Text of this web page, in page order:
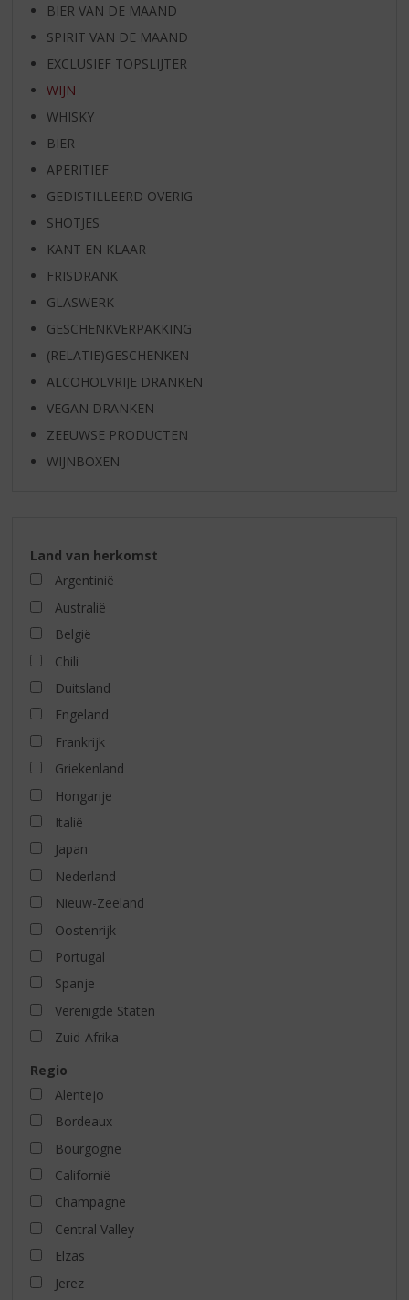
BIER VAN DE MAAND
SPIRIT VAN DE MAAND
EXCLUSIEF TOPSLIJTER
WIJN
WHISKY
BIER
APERITIEF
GEDISTILLEERD OVERIG
SHOTJES
KANT EN KLAAR
FRISDRANK
GLASWERK
GESCHENKVERPAKKING
(RELATIE)GESCHENKEN
ALCOHOLVRIJE DRANKEN
VEGAN DRANKEN
ZEEUWSE PRODUCTEN
WIJNBOXEN
Land van herkomst
Argentinië
Australië
België
Chili
Duitsland
Engeland
Frankrijk
Griekenland
Hongarije
Italië
Japan
Nederland
Nieuw-Zeeland
Oostenrijk
Portugal
Spanje
Verenigde Staten
Zuid-Afrika
Regio
Alentejo
Bordeaux
Bourgogne
Californië
Champagne
Central Valley
Elzas
Jerez